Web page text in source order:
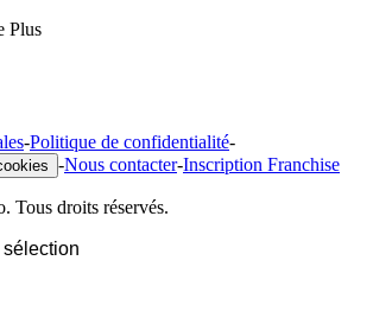
Plus
-Politique de confidentialité-
-Nous contacter-Inscription Franchise
Tous droits réservés.